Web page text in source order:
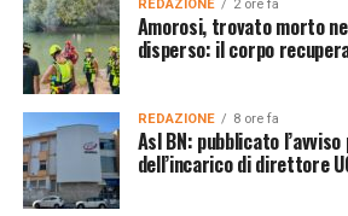
REDAZIONE 2 ore fa
Amorosi, trovato morto
disperso: il corpo
REDAZIONE 8 ore fa
Asl BN: pubblicato
dell’incarico di direttore